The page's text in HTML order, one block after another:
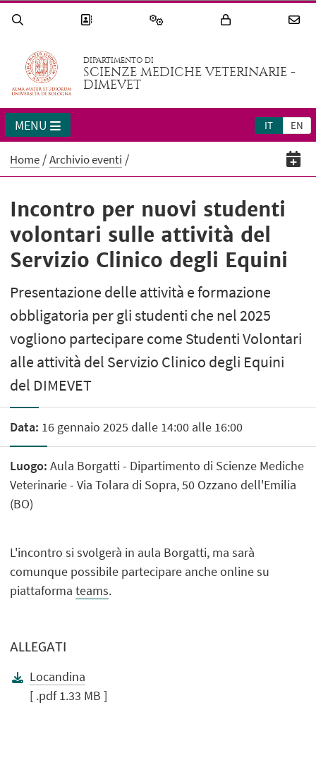
DIPARTIMENTO DI
SCIENZE MEDICHE VETERINARIE -
DIMEVET
IT EN
MENU
Home Archivio eventi
Incontro per nuovi studenti
volontari sulle attività del
Servizio Clinico degli Equini
Presentazione delle attività e formazione
obbligatoria per gli studenti che nel 2025
vogliono partecipare come Studenti Volontari
alle attività del Servizio Clinico degli Equini
del DIMEVET
Data: 16 gennaio 2025 dalle 14:00 alle 16:00
Luogo: Aula Borgatti - Dipartimento di Scienze Mediche
Veterinarie - Via Tolara di Sopra, 50 Ozzano dell'Emilia
(BO)
L'incontro si svolgerà in aula Borgatti, ma sarà
comunque possibile partecipare anche online su
piattaformateams.
ALLEGATI
Locandina
[ .pdf 1.33 MB ]